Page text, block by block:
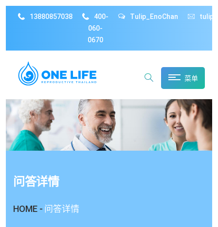
13880857038
400-
060-
0670
Tulip_EnoChan
菜单
问答详情
HOME - 问答详情